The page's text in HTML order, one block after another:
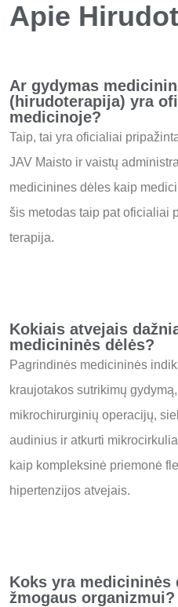
Apie
Ar gydymas
(hirudoterapija) yra
medicinoje?
Taip, tai yra oficialiai
JAV Maisto ir vaistų
medicinines dėles kaip
šis metodas taip pat oficialiai
terapija.
Kokiais atvejais
medicininės dėlės?
Pagrindinės medicininės
kraujotakos sutrikimų
mikrochirurginių operacijų,
audinius ir atkurti
kaip kompleksinė priemonė
hipertenzijos atvejais.
Koks yra medicininės
žmogaus organizmui?